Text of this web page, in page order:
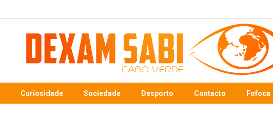
Curiosidade Sociedade Desporto Contacto Fofoca